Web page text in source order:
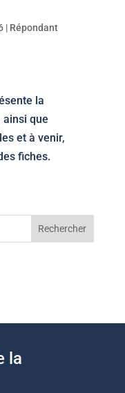
| Répondant
la
que
et à venir,
fiches.
la